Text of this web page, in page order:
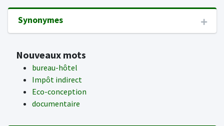
Synonymes
Nouveaux mots
bureau-hôtel
Impôt indirect
Eco-conception
documentaire